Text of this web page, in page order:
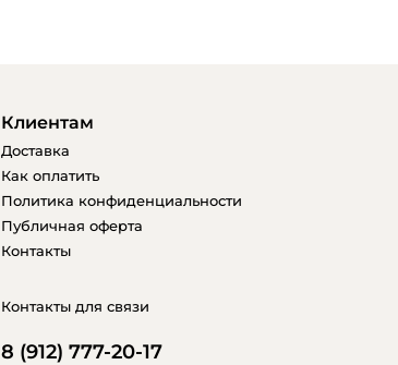
Клиентам
Доставка
Как оплатить
Политика конфиденциальности
Публичная оферта
Контакты
Контакты для связи
8 (912) 777-20-17